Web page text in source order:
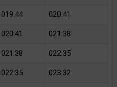
019:44 020:41
020:41 021:38
021:38 022:35
022:35 023:32